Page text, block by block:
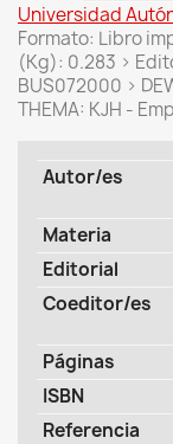
Universidad
Formato: Libro
(Kg): 0.283 >
BUS072000 >
THEMA: KJH -
Autor/es
Materia
Editorial
Coeditor/es
Páginas
ISBN
Referencia